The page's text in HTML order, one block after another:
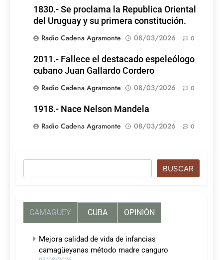
1830.- Se proclama la Republica Oriental
del Uruguay y su primera constitución.
Radio Cadena Agramonte
08/03/2026 0
2011.- Fallece el destacado espeleólogo
cubano Juan Gallardo Cordero
Radio Cadena Agramonte
08/03/2026 0
1918.- Nace Nelson Mandela
Radio Cadena Agramonte
08/03/2026 0
BUSCAR
CAMAGUEY CUBA OPINIÓN
Mejora calidad de vida de infancias
camagüeyanas método madre canguro